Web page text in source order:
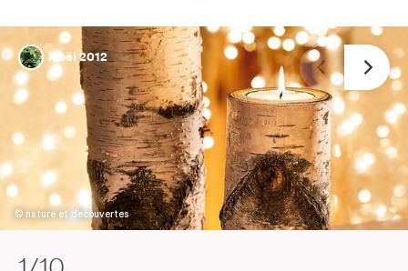
© nature et decouvertes
Noël 2012